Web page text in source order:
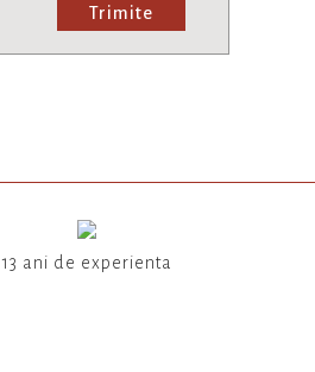
Trimite
13 ani de experienta